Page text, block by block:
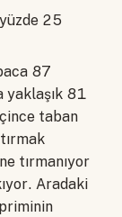
yüzde 25
87
yaklaşık 81
taban
tırmanıyor
Aradaki